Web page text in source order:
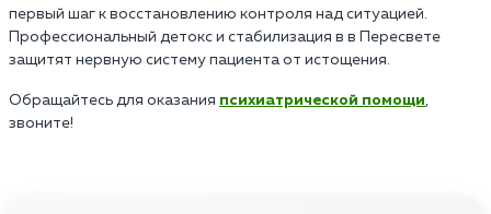
первый шаг к восстановлению контроля над ситуацией.
Профессиональный детокс и стабилизация в в Пересвете
защитят нервную систему пациента от истощения.
Обращайтесь для оказания психиатрической помощи,
звоните!